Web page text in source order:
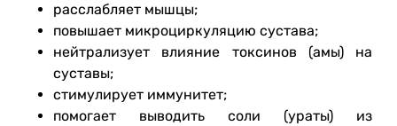
расслабляет мышцы;
повышает микроциркуляцию сустава;
нейтрализует влияние токсинов (амы) на
суставы;
стимулирует иммунитет;
помогает выводить соли (ураты) из